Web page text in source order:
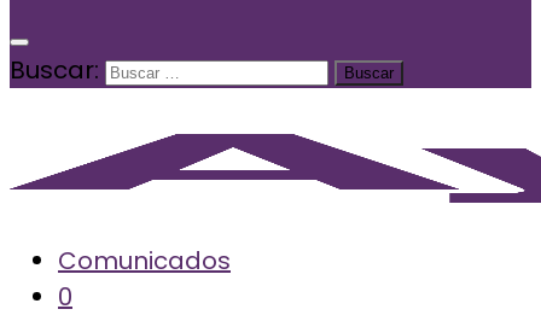
Buscar:
Comunicados
0